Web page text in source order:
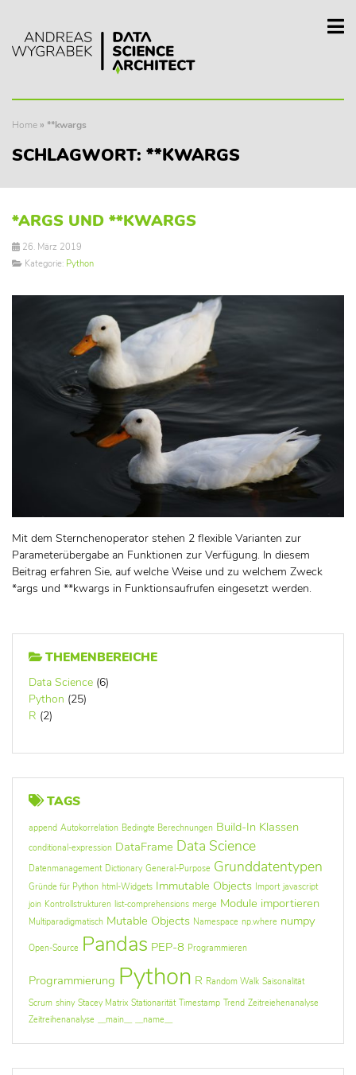
Home » **kwargs
SCHLAGWORT: **KWARGS
*ARGS UND **KWARGS
26. März 2019
Kategorie: Python
Mit dem Sternchenoperator stehen 2 flexible Varianten zur
Parameterübergabe an Funktionen zur Verfügung. In diesem
Beitrag erfahren Sie, auf welche Weise und zu welchem Zweck
*args und **kwargs in Funktionsaufrufen eingesetzt werden.
THEMENBEREICHE
Data Science (6)
Python (25)
R (2)
TAGS
append Autokorrelation Bedingte Berechnungen Build-In Klassen
conditional-expression DataFrame Data Science
Datenmanagement Dictionary General-Purpose Grunddatentypen
Gründe für Python html-Widgets Immutable Objects Import javascript
join Kontrollstrukturen list-comprehensions merge Module importieren
Multiparadigmatisch Mutable Objects Namespace np.where numpy
Open-Source Pandas PEP-8 Programmieren
Programmierung Python R Random Walk Saisonalität
Scrum shiny Stacey Matrix Stationarität Timestamp Trend Zeitreiehenanalyse
Zeitreihenanalyse
__main__ __name__